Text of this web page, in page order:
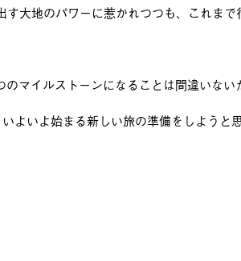
大地のパワーに惹かれつつも、これま
マイルストーンになることは間違いない
よいよ始まる新しい旅の準備をしようと